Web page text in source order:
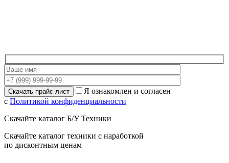
Я ознакомлен и согласен
с Политикой конфиденциальности
Скачайте каталог Б/У Техники
Скачайте каталог техники с наработкой
по дисконтным ценам